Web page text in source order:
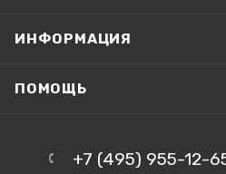
ИНФОРМАЦИЯ
ПОМОЩЬ
+7 (495) 955-12-